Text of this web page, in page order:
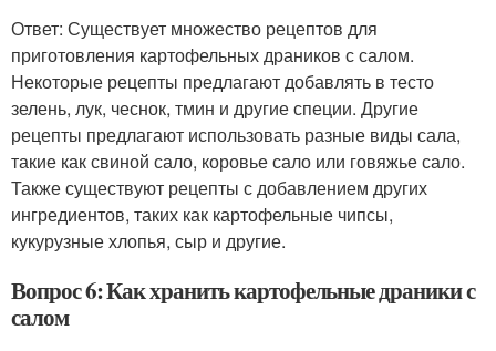
Ответ: Существует множество рецептов для
приготовления картофельных драников с салом.
Некоторые рецепты предлагают добавлять в тесто
зелень, лук, чеснок, тмин и другие специи. Другие
рецепты предлагают использовать разные виды сала,
такие как свиной сало, коровье сало или говяжье сало.
Также существуют рецепты с добавлением других
ингредиентов, таких как картофельные чипсы,
кукурузные хлопья, сыр и другие.
Вопрос 6: Как хранить картофельные драники с
салом